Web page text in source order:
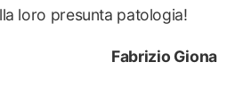
loro presunta patologia!
Fabrizio Giona